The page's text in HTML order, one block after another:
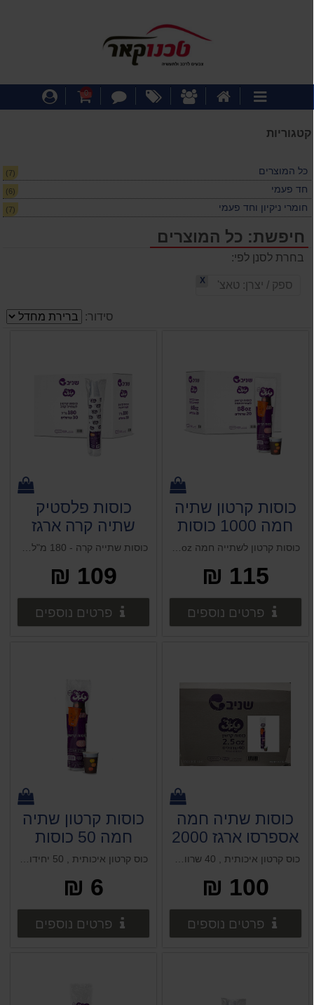
קטגוריות
אודותינומבצעיםצור
עגלת
0
קטגוריות
כל המוצרים (7)
חד פעמי (6)
חומרי ניקיון וחד פעמי (7)
חיפשת: כל המוצרים
בחרת לסנן לפי:
ספק / יצרן: טאצ' X
סידור:
כוסות קרטון שתיה
חמה 1000 כוסות
8OZ טאצ' (כ
בחנות בלבד
115 ₪
פרטים נוספים פרטים נוספים
כוסות פלסטיק
שתיה קרה ארגז
3000 כוסות 180
בחנות בלבד
כוסות שתייה קרה - 180 מ"ל טאצ' × 30 כוסות פלסטיק איכותית, 100 כוסות בשרוול.
109 ₪
פרטים נוספים
כוסות שתיה חמה
אספרסו ארגז 2000
כוסות 2.5 OZ טאצ'
בלבד
100 ₪
פרטים נוספים פרטים נוספים
כוסות קרטון שתיה
חמה 50 כוסות
8OZ טאצ' (כ
כוס קרטון איכותית , 50 יחידות בשרוול
6 ₪
פרטים נוספים